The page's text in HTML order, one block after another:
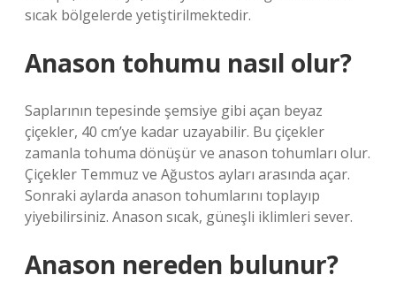
sıcak bölgelerde yetiştirilmektedir.
Anason tohumu nasıl olur?
Saplarının tepesinde şemsiye gibi açan beyaz
çiçekler, 40 cm’ye kadar uzayabilir. Bu çiçekler
zamanla tohuma dönüşür ve anason tohumları olur.
Çiçekler Temmuz ve Ağustos ayları arasında açar.
Sonraki aylarda anason tohumlarını toplayıp
yiyebilirsiniz. Anason sıcak, güneşli iklimleri sever.
Anason nereden bulunur?